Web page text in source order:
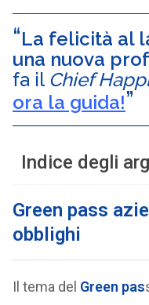
La felicità al
una nuova
fa il Chief
ora la guida!
Indice degli
Green pass
obblighi
Il tema del Green pas